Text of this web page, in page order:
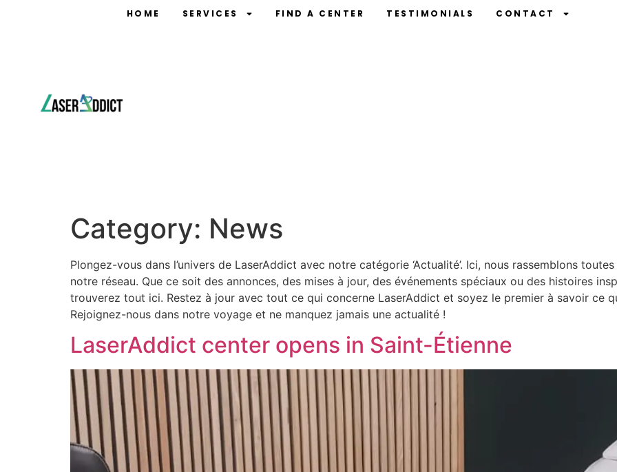
HOME SERVICES FIND A CENTER TESTIMONIALS CONTACT
Category: News
Plongez-vous dans l’univers de LaserAddict avec notre catégorie ‘Actualité’. Ici, nous rassemblons
notre réseau. Que ce soit des annonces, des mises à jour, des événements spéciaux ou des histoires
trouverez tout ici. Restez à jour avec tout ce qui concerne LaserAddict et soyez le premier à savoir ce
Rejoignez-nous dans notre voyage et ne manquez jamais une actualité !
LaserAddict center opens in Saint-Étienne